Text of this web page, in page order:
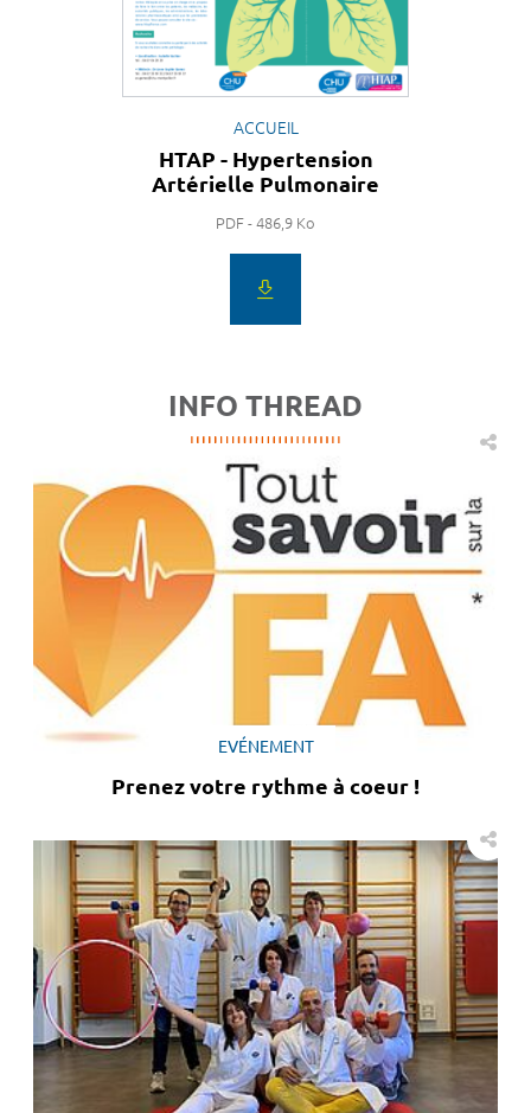
ACCUEIL
HTAP - Hypertension
Artérielle Pulmonaire
PDF - 486,9 Ko
INFO THREAD
EVÉNEMENT
Prenez votre rythme à coeur !